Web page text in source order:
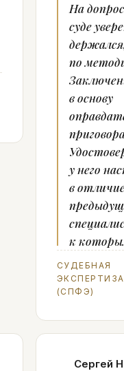
На
суде
по
в основу
у него
в
к
СУДЕБНАЯ
ЭКСПЕРТИЗА
(СПФЭ)
Сергей